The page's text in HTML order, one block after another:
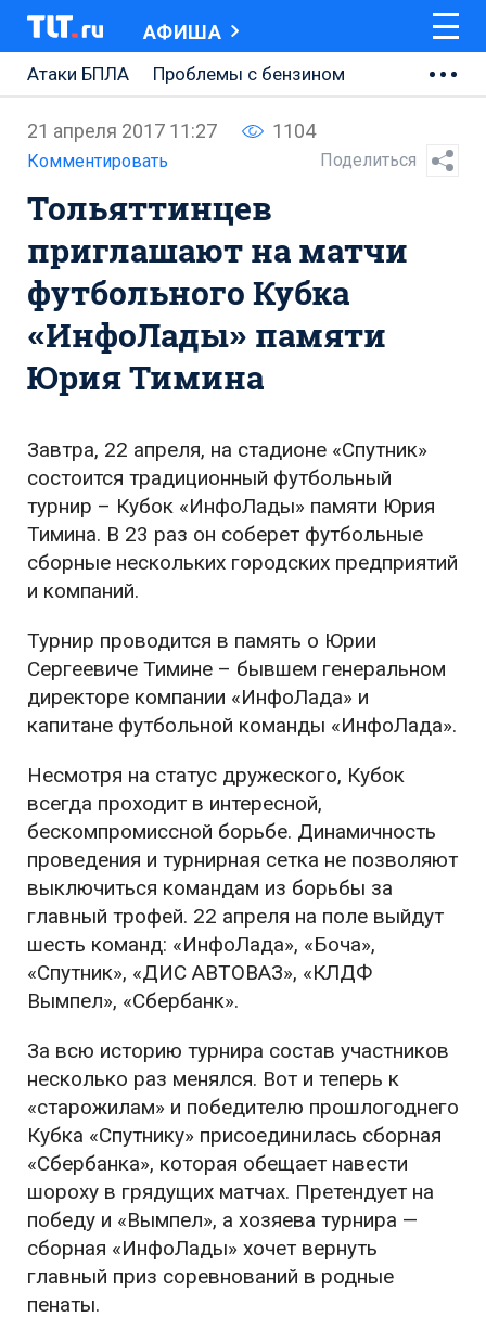
АФИША
Атаки БПЛА
Проблемы с бензином
Ремонт Центральной площади
Ремонт Обводного шоссе
Набережная Тольятти
Неделя Тольятти
21 апреля 2017 11:27 1104
Комментировать Поделиться
Тольяттинцев
приглашают на матчи
футбольного Кубка
«ИнфоЛады» памяти
Юрия Тимина
Завтра, 22 апреля, на стадионе «Спутник»
состоится традиционный футбольный
турнир – Кубок «ИнфоЛады» памяти Юрия
Тимина. В 23 раз он соберет футбольные
сборные нескольких городских предприятий
и компаний.
Турнир проводится в память о Юрии
Сергеевиче Тимине – бывшем генеральном
директоре компании «ИнфоЛада» и
капитане футбольной команды «ИнфоЛада».
Несмотря на статус дружеского, Кубок
всегда проходит в интересной,
бескомпромиссной борьбе. Динамичность
проведения и турнирная сетка не позволяют
выключиться командам из борьбы за
главный трофей. 22 апреля на поле выйдут
шесть команд: «ИнфоЛада», «Боча»,
«Спутник», «ДИС АВТОВАЗ», «КЛДФ
Вымпел», «Сбербанк».
За всю историю турнира состав участников
несколько раз менялся. Вот и теперь к
«старожилам» и победителю прошлогоднего
Кубка «Спутнику» присоединилась сборная
«Сбербанка», которая обещает навести
шороху в грядущих матчах. Претендует на
победу и «Вымпел», а хозяева турнира —
сборная «ИнфоЛады» хочет вернуть
главный приз соревнований в родные
пенаты.